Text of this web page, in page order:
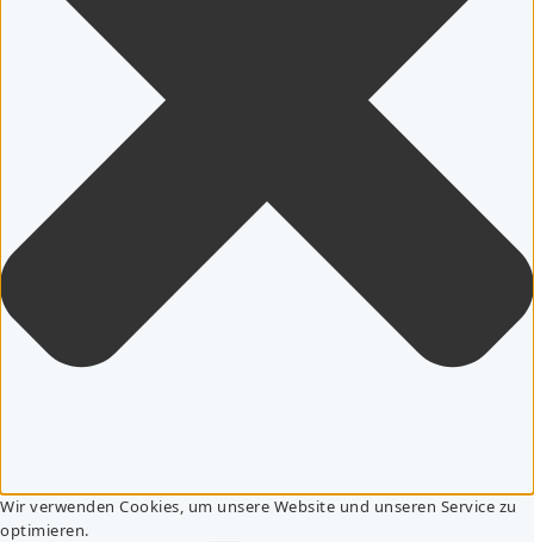
Wir verwenden Cookies, um unsere Website und unseren Service zu
optimieren.